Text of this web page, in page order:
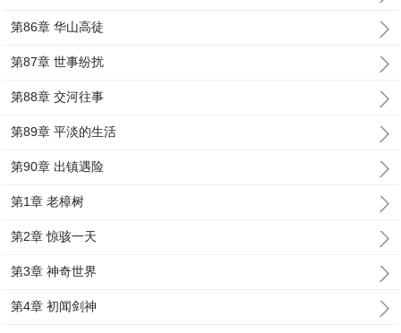
第86章 华山高徒
第87章 世事纷扰
第88章 交河往事
第89章 平淡的生活
第90章 出镇遇险
第1章 老樟树
第2章 惊骇一天
第3章 神奇世界
第4章 初闻剑神